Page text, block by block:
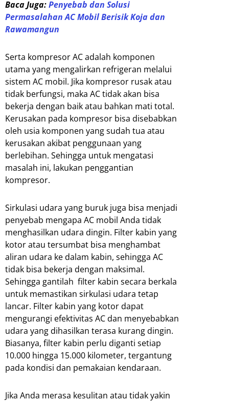
Baca Juga:Penyebab dan Solusi
Permasalahan AC Mobil Berisik Koja dan
Rawamangun
Serta kompresor AC adalah komponen
utama yang mengalirkan refrigeran melalui
sistem AC mobil. Jika kompresor rusak atau
tidak berfungsi, maka AC tidak akan bisa
bekerja dengan baik atau bahkan mati total.
Kerusakan pada kompresor bisa disebabkan
oleh usia komponen yang sudah tua atau
kerusakan akibat penggunaan yang
berlebihan. Sehingga untuk mengatasi
masalah ini, lakukan penggantian
kompresor.
Sirkulasi udara yang buruk juga bisa menjadi
penyebab mengapa AC mobil Anda tidak
menghasilkan udara dingin. Filter kabin yang
kotor atau tersumbat bisa menghambat
aliran udara ke dalam kabin, sehingga AC
tidak bisa bekerja dengan maksimal.
Sehingga gantilah filter kabin secara berkala
untuk memastikan sirkulasi udara tetap
lancar. Filter kabin yang kotor dapat
mengurangi efektivitas AC dan menyebabkan
udara yang dihasilkan terasa kurang dingin.
Biasanya, filter kabin perlu diganti setiap
10.000 hingga 15.000 kilometer, tergantung
pada kondisi dan pemakaian kendaraan.
Jika Anda merasa kesulitan atau tidak yakin